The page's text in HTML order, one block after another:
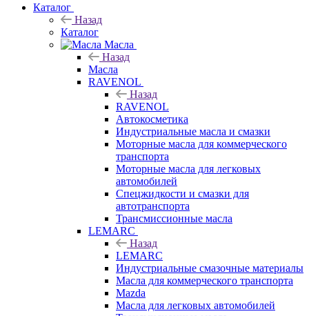
Каталог
Назад
Каталог
Масла
Назад
Масла
RAVENOL
Назад
RAVENOL
Автокосметика
Индустриальные масла и смазки
Моторные масла для коммерческого
транспорта
Моторные масла для легковых
автомобилей
Спецжидкости и смазки для
автотранспорта
Трансмиссионные масла
LEMARC
Назад
LEMARC
Индустриальные смазочные материалы
Масла для коммерческого транспорта
Mazda
Масла для легковых автомобилей